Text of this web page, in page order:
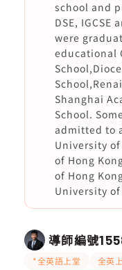
school and
DSE, IGCSE
were
educational
Shanghai
School.
admitted to
University
of Hong
of Hong
University of
導師編號
*全英語上堂 全英